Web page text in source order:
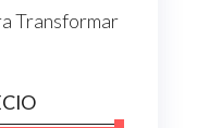
Transformar